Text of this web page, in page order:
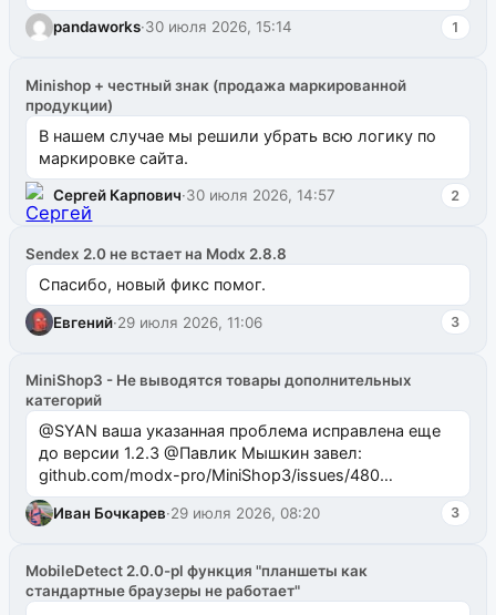
одноименном разделе на modx.pro пока пуст, и,...
pandaworks·30 июля 2026, 15:14 1
Minishop + честный знак (продажа маркированной
продукции)
В нашем случае мы решили убрать всю логику по
маркировке сайта.
Сергей Карпович·30 июля 2026, 14:57 2
Sendex 2.0 не встает на Modx 2.8.8
Спасибо, новый фикс помог.
Евгений·29 июля 2026, 11:06 3
MiniShop3 - Не выводятся товары дополнительных
категорий
@SYAN ваша указанная проблема исправлена еще
до версии 1.2.3 @Павлик Мышкин завел:
github.com/modx-pro/MiniShop3/issues/480
github.com/modx-pro/MiniShop3/issues/481Исправим
в б...
Иван Бочкарев·29 июля 2026, 08:20 3
MobileDetect 2.0.0-pl функция "планшеты как
стандартные браузеры не работает"